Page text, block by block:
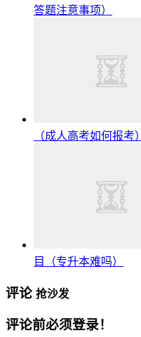
答题注意事项）
（成人高考如何报考）
目（专升本难吗）
评论 抢沙发
评论前必须登录！